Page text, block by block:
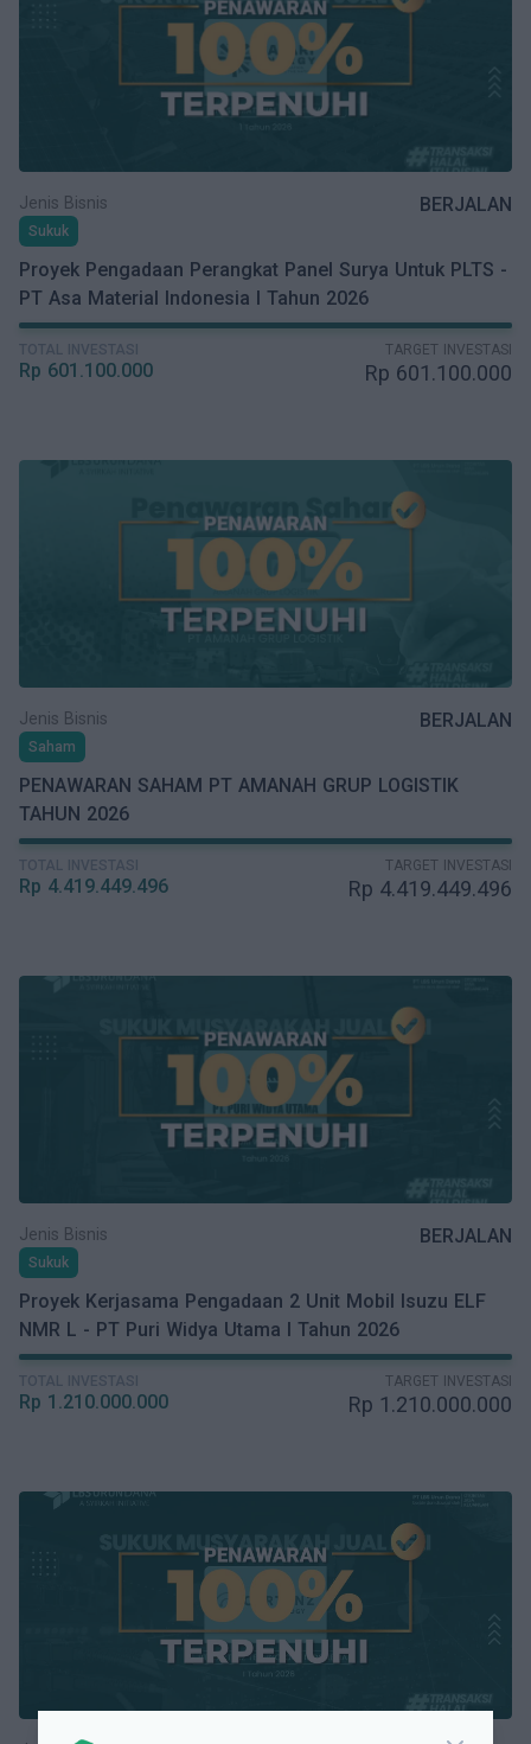
Jenis Bisnis
Sukuk
BERJALAN
Proyek Pengadaan Perangkat Panel Surya Untuk PLTS -
PT Asa Material Indonesia I Tahun 2026
TOTAL INVESTASI
Rp 601.100.000
TARGET INVESTASI
Rp 601.100.000
Jenis Bisnis
Saham
BERJALAN
PENAWARAN SAHAM PT AMANAH GRUP LOGISTIK
TAHUN 2026
TOTAL INVESTASI
Rp 4.419.449.496
TARGET INVESTASI
Rp 4.419.449.496
Jenis Bisnis
Sukuk
BERJALAN
Proyek Kerjasama Pengadaan 2 Unit Mobil Isuzu ELF
NMR L - PT Puri Widya Utama I Tahun 2026
TOTAL INVESTASI
Rp 1.210.000.000
TARGET INVESTASI
Rp 1.210.000.000